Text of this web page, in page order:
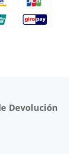
Devolución